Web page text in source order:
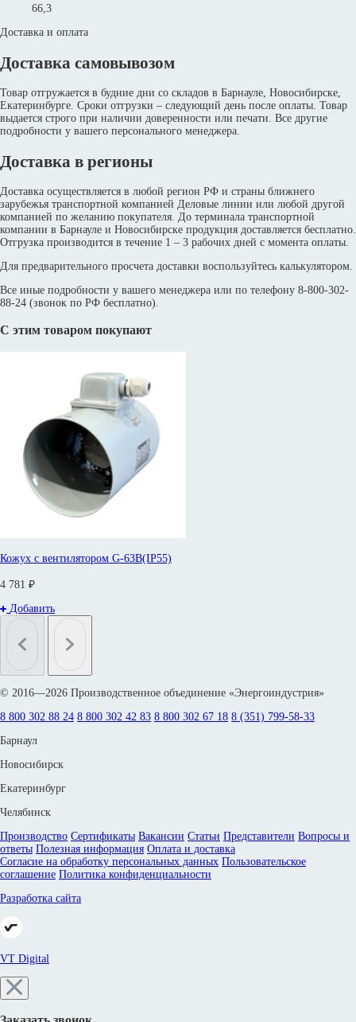
66,3
Доставка и оплата
Доставка самовывозом
Товар отгружается в будние дни со складов в Барнауле, Новосибирске,
Екатеринбурге. Сроки отгрузки – следующий день после оплаты. Товар
выдается строго при наличии доверенности или печати. Все другие
подробности у вашего персонального менеджера.
Доставка в регионы
Доставка осуществляется в любой регион РФ и страны ближнего
зарубежья транспортной компанией Деловые линии или любой другой
компанией по желанию покупателя. До терминала транспортной
компании в Барнауле и Новосибирске продукция доставляется бесплатно.
Отгрузка производится в течение 1 – 3 рабочих дней с момента оплаты.
Для предварительного просчета доставки воспользуйтесь калькулятором.
Все иные подробности у вашего менеджера или по телефону 8-800-302-
88-24 (звонок по РФ бесплатно).
С этим товаром покупают
Кожух с вентилятором G-63B(IP55)
4 781 ₽
Добавить
© 2016—2026 Производственное объединение «Энергоиндустрия»
8 800 302 88 24 8 800 302 42 83 8 800 302 67 18 8 (351) 799-58-33
Барнаул
Новосибирск
Екатеринбург
Челябинск
Производство Сертификаты Вакансии Статьи Представители Вопросы и
ответы Полезная информация Оплата и доставка
Согласие на обработку персональных данных Пользовательское
соглашение Политика конфиденциальности
Разработка сайта
VT Digital